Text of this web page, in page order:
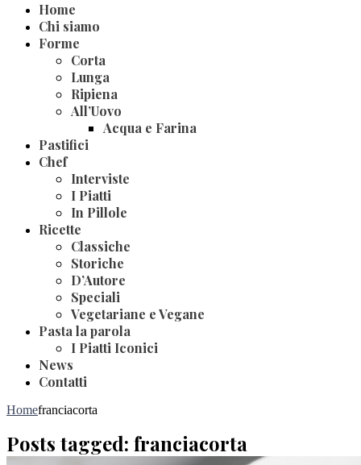
Home
Chi siamo
Forme
Corta
Lunga
Ripiena
All’Uovo
Acqua e Farina
Pastifici
Chef
Interviste
I Piatti
In Pillole
Ricette
Classiche
Storiche
D’Autore
Speciali
Vegetariane e Vegane
Pasta la parola
I Piatti Iconici
News
Contatti
Homefranciacorta
Posts tagged: franciacorta